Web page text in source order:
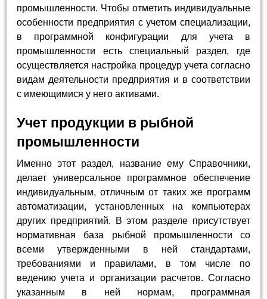
промышленности. Чтобы отметить индивидуальные
особенности предприятия с учетом специализации,
в программной конфигурации для учета в
промышленности есть специальный раздел, где
осуществляется настройка процедур учета согласно
видам деятельности предприятия и в соответствии
с имеющимися у него активами.
Учет продукции в рыбной
промышленности
Именно этот раздел, название ему Справочники,
делает универсальное программное обеспечение
индивидуальным, отличным от таких же программ
автоматизации, установленных на компьютерах
других предприятий. В этом разделе присутствует
нормативная база рыбной промышленности со
всеми утвержденными в ней стандартами,
требованиями и правилами, в том числе по
ведению учета и организации расчетов. Согласно
указанным в ней нормам, программная